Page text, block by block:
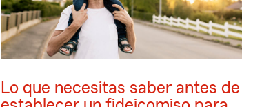
Lo que necesitas saber antes de